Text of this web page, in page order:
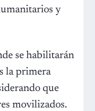
y
se habilitarán
la primera
que
movilizados.